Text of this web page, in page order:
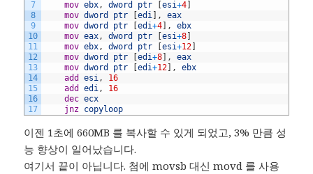
7
8
9
10
11
12
13
14
15
16
17
	mov
ebx, dword ptr [esi+4
	mov
dword ptr [edi ,
eax
	mov
dword ptr [edi+4 ,
ebx
	mov
eax, dword ptr [esi+8
	mov
ebx, dword ptr [esi+12
	mov
dword ptr [edi+8 ,
eax
	mov
dword ptr [edi+12 ,
ebx
	add
esi,
16
	add
edi,
16
	dec
ecx
	jnz
copyloop
이젠 1초에 660MB 를 복사할 수 있게 되었고, 3% 만큼 성
능 향상이 일어났습니다.
여기서 끝이 아닙니다. 첨에 movsb 대신 movd 를 사용